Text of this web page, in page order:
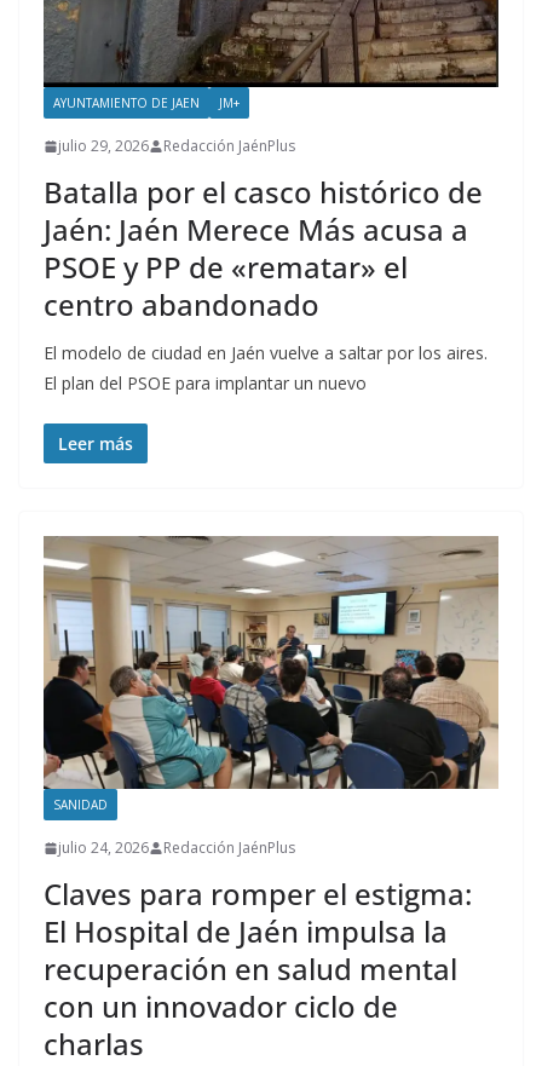
AYUNTAMIENTO DE JAEN JM+
julio 29, 2026 Redacción JaénPlus
Batalla por el casco histórico de
Jaén: Jaén Merece Más acusa a
PSOE y PP de «rematar» el
centro abandonado
El modelo de ciudad en Jaén vuelve a saltar por los aires.
El plan del PSOE para implantar un nuevo
Leer más
SANIDAD
julio 24, 2026 Redacción JaénPlus
Claves para romper el estigma:
El Hospital de Jaén impulsa la
recuperación en salud mental
con un innovador ciclo de
charlas